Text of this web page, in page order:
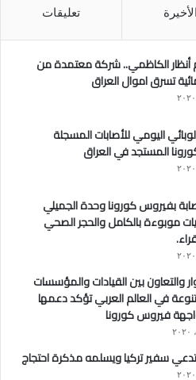
الأخيرة تعليقات
أنظار الكاظمي.. شركة معتمدة من
تسرق اموال العراق
اليومي للأصابات المسجلة
المستجد في العراق
بفيروس كورونا وحدة الجميلي
موبوءة بالكامل والحجر الصحي
والتعاون بين القيادات والمؤسسات
في العالم العربي تؤكد دعمها
فيروس كورونا
سفير تركيا ويسلمه مذكرة احتجاج